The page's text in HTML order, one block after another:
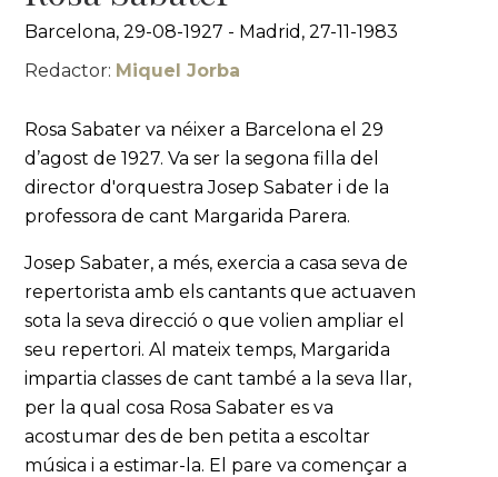
Barcelona, 29-08-1927 - Madrid, 27-11-1983
Redactor: Miquel Jorba
Rosa Sabater va néixer a Barcelona el 29
d’agost de 1927. Va ser la segona filla del
director d'orquestra Josep Sabater i de la
professora de cant Margarida Parera.
Josep Sabater, a més, exercia a casa seva de
repertorista amb els cantants que actuaven
sota la seva direcció o que volien ampliar el
seu repertori. Al mateix temps, Margarida
impartia classes de cant també a la seva llar,
per la qual cosa Rosa Sabater es va
acostumar des de ben petita a escoltar
música i a estimar-la. El pare va començar a